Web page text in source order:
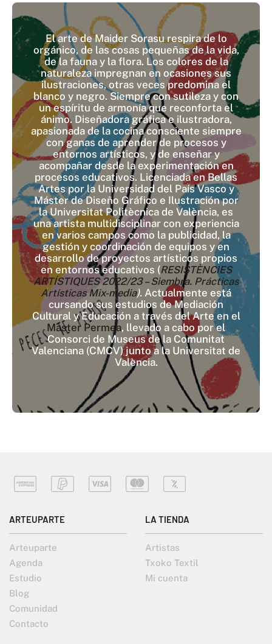
El arte de Maider Sorasu respira de lo
orgánico, de las cosas pequeñas de la vida,
de la fauna y la flora. Los colores de la
naturaleza impregnan en ocasiones sus
ilustraciones, otras veces predomina el
blanco y negro. Siempre con sutileza y con
un espíritu de armonía que reconforta el
ánimo. Diseñadora gráfica e ilustradora,
apasionada de la cocina consciente siempre
con ganas de aprender de procesos y
entornos artísticos, y de enseñar y
acompañar desde la experimentación en
procesos educativos. Licenciada en Bellas
Artes por la Universidad del País Vasco y
Máster de Diseño Gráfico e Ilustración por
la Universitat Politècnica de València, es
una artista multidisciplinar con experiencia
en varios campos como la publicidad, la
gestión y coordinación de equipos y en
desarrollo de proyectos artísticos propios
en entornos educativos (RESISTÈNCIES
ARTÍSTIQUES 2022/23 – Siembra. Prácticas
Artísticas Mix-media). Actualmente está
cursando sus estudios de Mediación
Cultural y Educación a través del Arte en el
Master Permea, llevado a cabo por el
Consorci de Museus de la Comunitat
Valenciana (CMCV) junto a la Universitat de
València.
ARTEUPARTE
Arteuparte
Agenda
Estudio
Blog
Comunidad
Contacto
LA TIENDA
Artistas
Txoko Textil
Mi cuenta